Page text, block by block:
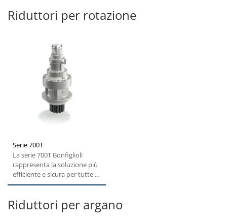
Riduttori per rotazione
Serie 700T
La serie 700T Bonfiglioli
rappresenta la soluzione più
efficiente e sicura per tutte le
applicazioni...
Riduttori per argano